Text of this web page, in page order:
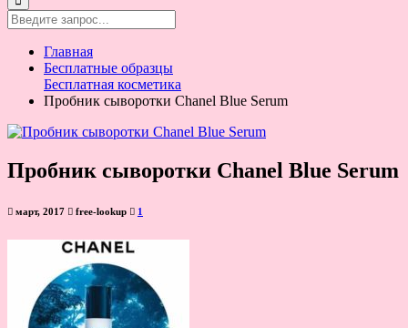
Главная
Бесплатные образцы
Бесплатная косметика
Пробник сыворотки Chanel Blue Serum
Пробник сыворотки Chanel Blue Serum
март, 2017 free-lookup 1